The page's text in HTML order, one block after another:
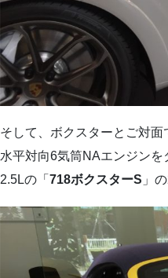
そして、ボクスターとご対
水平対向6気筒NAエンジンを
2.5Lの「 718ボクスターS 」